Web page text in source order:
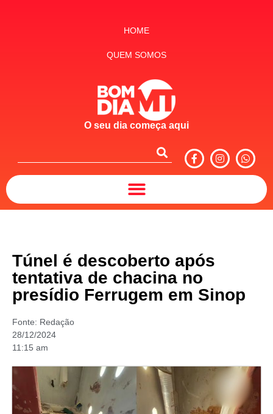
HOME
QUEM SOMOS
O seu dia começa aqui
Túnel é descoberto após
tentativa de chacina no
presídio Ferrugem em Sinop
Fonte: Redação
28/12/2024
11:15 am